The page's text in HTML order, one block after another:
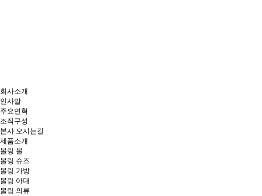
회사소개
인사말
주요연혁
조직구성
본사 오시는길
제품소개
볼링 볼
볼링 슈즈
볼링 가방
볼링 아대
볼링 의류